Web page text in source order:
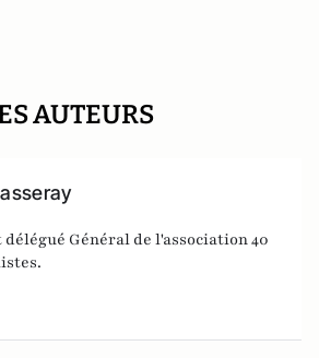
AUTEURS
délégué Général de l'association 40